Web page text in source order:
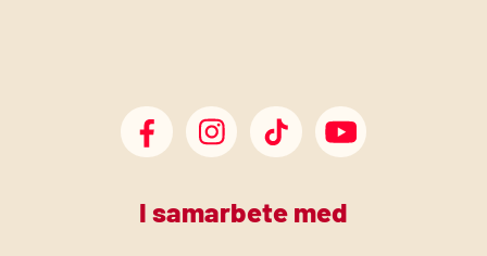
SDP Facebook
SDP Instagram
SDP TikTokSDP Youtube
I samarbete med